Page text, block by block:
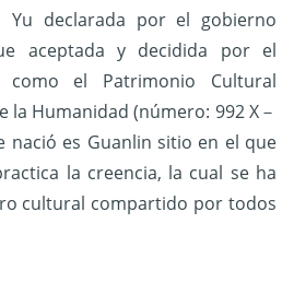
Yu declarada por el gobierno
aceptada y decidida por el
como el Patrimonio Cultural
la Humanidad (número: 992 X－
nació es Guanlin sitio en el que
la creencia, la cual se ha
cultural compartido por todos